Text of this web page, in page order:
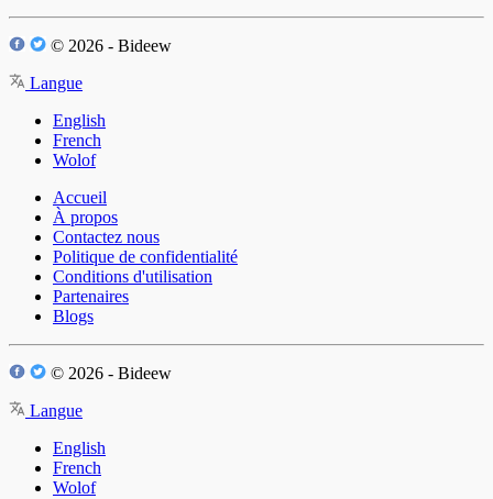
© 2026 - Bideew
Langue
English
French
Wolof
Accueil
À propos
Contactez nous
Politique de confidentialité
Conditions d'utilisation
Partenaires
Blogs
© 2026 - Bideew
Langue
English
French
Wolof